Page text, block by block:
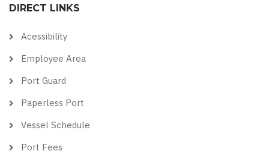
themethemevisibilitytheme
DIRECT LINKS
Acessibility
Employee Area
Port Guard
Paperless Port
Vessel Schedule
Port Fees